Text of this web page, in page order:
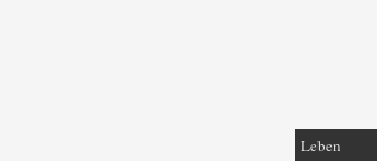
Leben